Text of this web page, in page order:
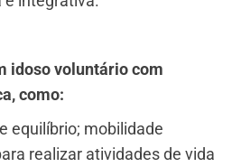
idoso voluntário com
como:
equilíbrio; mobilidade
realizar atividades de vida